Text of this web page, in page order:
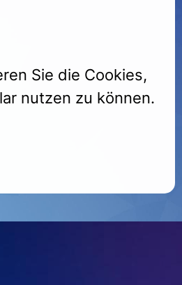
Sie die Cookies,
nutzen zu können.